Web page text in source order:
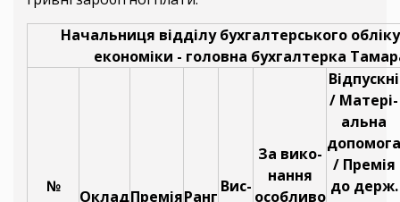
Начальниця відділу бухгалтерського
економіки - головна бухгалтерка
№
ОкладПреміяРанг
Вис-
За вико-
нання
особливо
Відпускні
/ Матері-
альна
допомога
/ Премія
до держ.